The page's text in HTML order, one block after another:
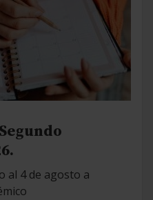
al 4 de agosto a